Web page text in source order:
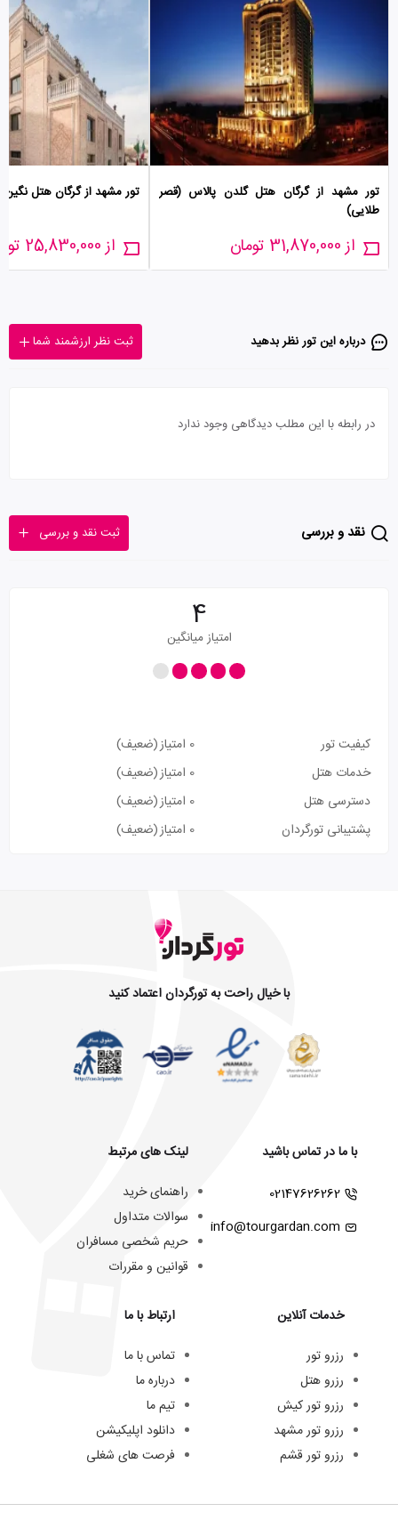
تور مشهد از گرگان هتل گلدن پالاس (قصر
طلایی)
از 31,870,000 تومان
تور مشهد از گرگان هتل
از 25,830,000 تومان
درباره این تور‌ نظر بدهید ثبت نظر ارزشمند شما
در رابطه با این مطلب دیدگاهی وجود ندارد
نقد و بررسی ثبت نقد و بررسی
4
امتیاز میانگین
کیفیت تور 0 امتیاز
(ضعیف)
خدمات هتل
0 امتیاز
(ضعیف)
دسترسی هتل
0 امتیاز
(ضعیف)
پشتیبانی تورگردان
0 امتیاز (ضعیف)
با خیال راحت به تورگردان اعتماد کنید
با ما در تماس باشید
02147626262
info@tourgardan.com
خدمات آنلاین
رزرو تور
رزرو هتل
رزرو تور کیش
رزرو تور مشهد
رزرو تور قشم
لینک های مرتبط
راهنمای خرید
سوالات متداول
حریم شخصی مسافران
قوانین و مقررات
ارتباط با ما
تماس با ما
درباره ما
تیم ما
دانلود اپلیکیشن
فرصت های شغلی